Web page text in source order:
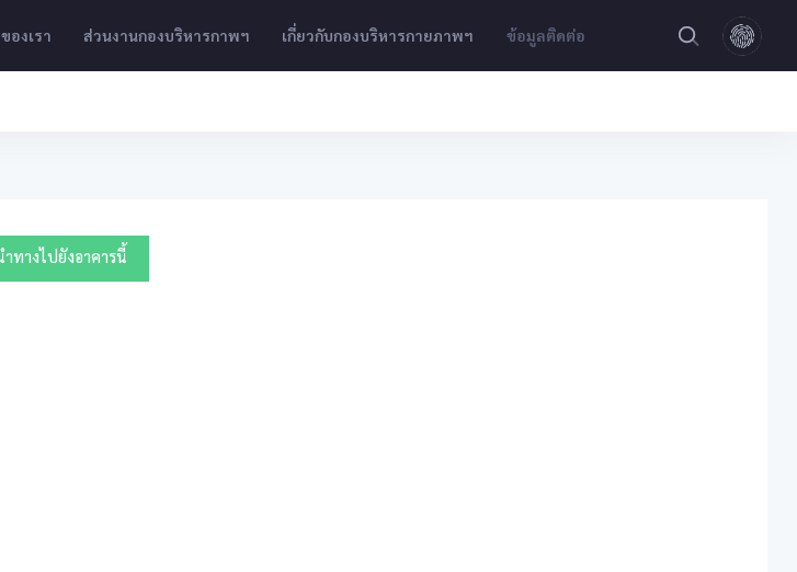
องเรา ส่วนงานกองบริหารกาพฯ เกี่ยวกับกองบริหารกายภาพฯ ข้อมูลติดต่อ
ทางไปยังอาคารนี้